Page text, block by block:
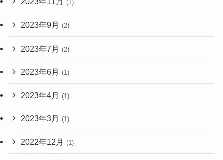
(1)
2023年9月 (2)
2023年7月 (2)
2023年6月 (1)
2023年4月 (1)
2023年3月 (1)
2022年12月 (1)